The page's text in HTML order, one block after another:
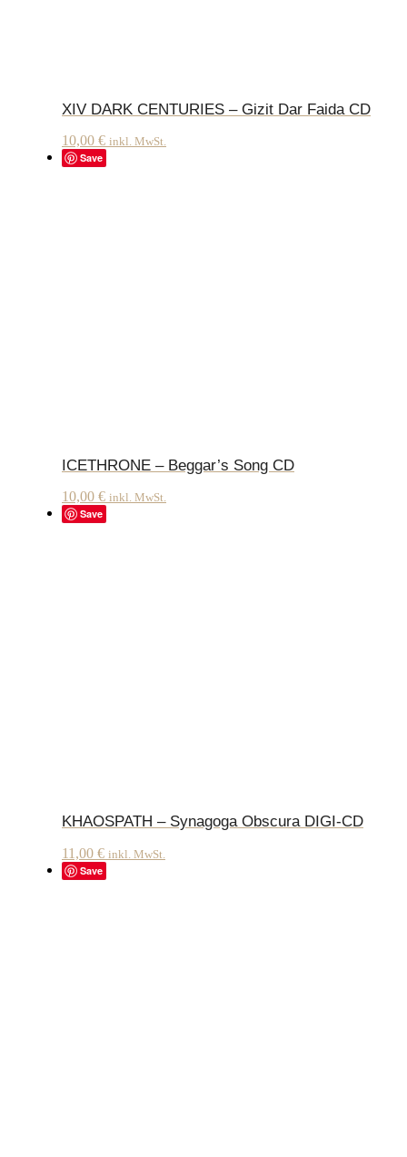
XIV DARK CENTURIES – Gizit Dar Faida CD
10,00 € inkl. MwSt.
Save
ICETHRONE – Beggar’s Song CD
10,00 € inkl. MwSt.
Save
KHAOSPATH – Synagoga Obscura DIGI-CD
11,00 € inkl. MwSt.
Save